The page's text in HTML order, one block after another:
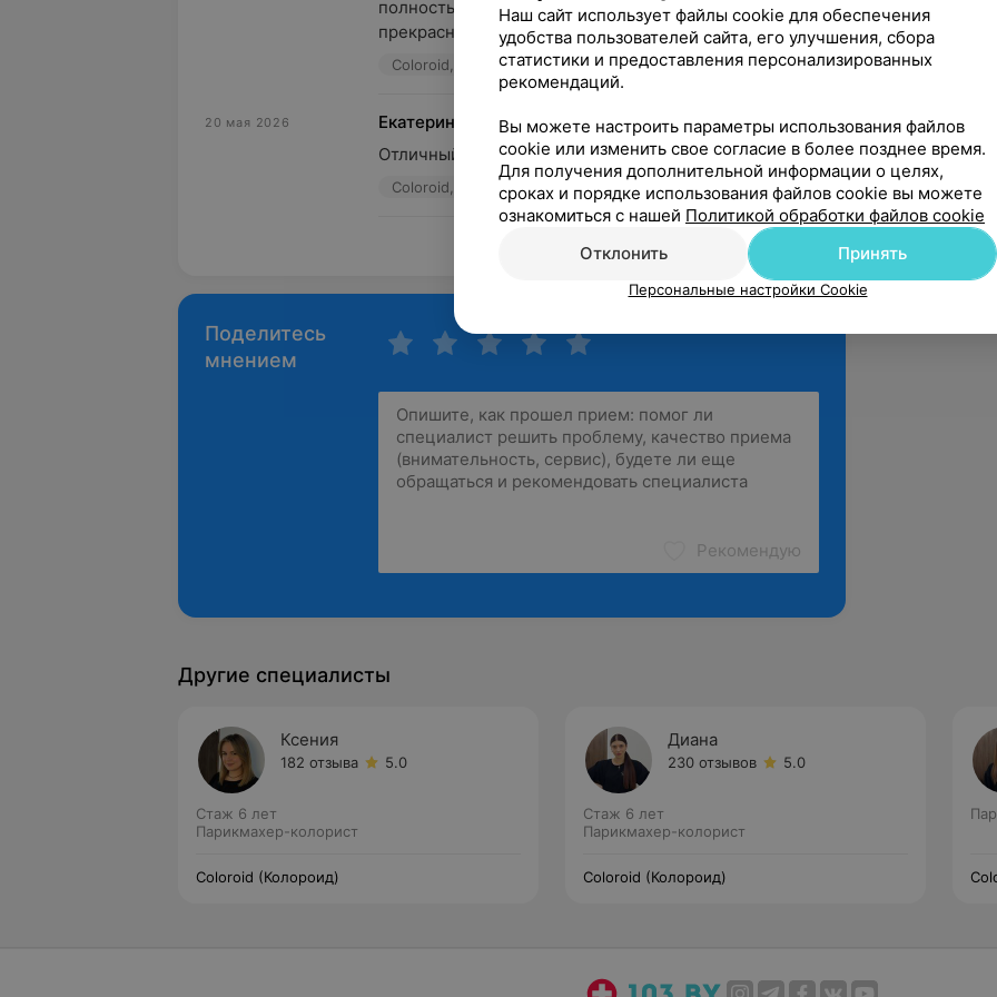
полностью доверилась ей и результат получился
прекрасным! Получаю кучу ко...
Coloroid, ул. Тимирязева, 28 Источник Yclients
20 мая 2026
Екатерина **
Отличный мастер своего дела, рекомендую.
Coloroid, ул. Тимирязева, 28 Источник Yclients
Поделитесь
мнением
Рекомендую
Другие специалисты
Ксения
182 отзыва 5.0
Стаж 6 лет
Парикмахер-колорист
Coloroid (Колороид)
Диана
230 отзывов 5.0
Стаж 6 лет
Парикмахер-колорист
Coloroid (Колороид)
Наш сайт использует файлы cookie для обеспечения
удобства пользователей сайта, его улучшения, сбора
статистики и предоставления персонализированных
рекомендаций.
Вы можете настроить параметры использования файлов
cookie или изменить свое согласие в более позднее время.
Для получения дополнительной информации о целях,
сроках и порядке использования файлов cookie вы можете
ознакомиться с нашей Политикой обработки файлов cookie
Отклонить
Принять
Персональные настройки Cookie